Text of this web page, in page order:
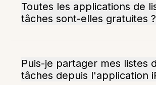
Toutes les applications de
tâches sont-elles gratuites ?
Puis-je partager mes listes
tâches depuis l'application